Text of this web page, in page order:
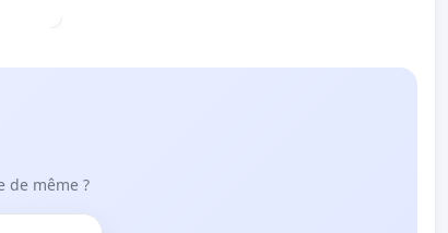
de même ?